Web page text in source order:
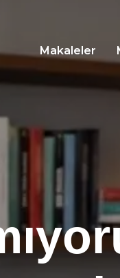
Makaleler